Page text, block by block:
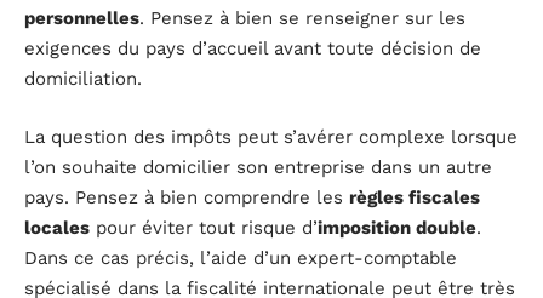
personnelles. Pensez à bien se renseigner sur les
exigences du pays d’accueil avant toute décision de
domiciliation.
La question des impôts peut s’avérer complexe lorsque
l’on souhaite domicilier son entreprise dans un autre
pays. Pensez à bien comprendre les règles fiscales
locales pour éviter tout risque d’imposition double.
Dans ce cas précis, l’aide d’un expert-comptable
spécialisé dans la fiscalité internationale peut être très